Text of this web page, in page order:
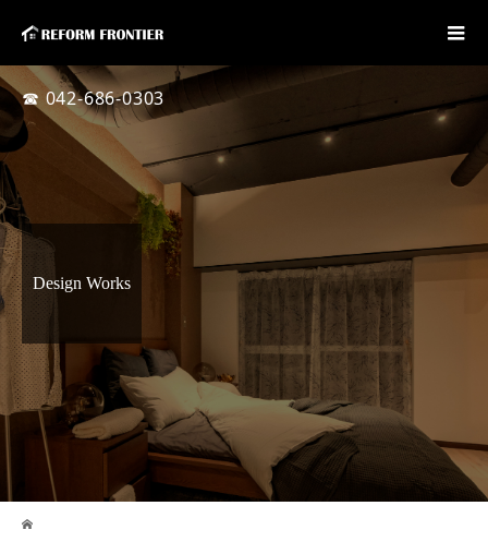
☎ 042-686-0303
Design Works